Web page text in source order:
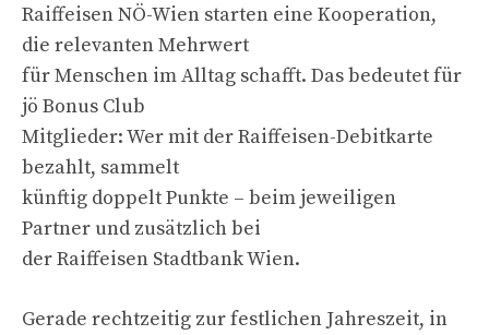
Raiffeisen NÖ-Wien starten eine Kooperation,
die relevanten Mehrwert
für Menschen im Alltag schafft. Das bedeutet für
jö Bonus Club
Mitglieder: Wer mit der Raiffeisen-Debitkarte
bezahlt, sammelt
künftig doppelt Punkte – beim jeweiligen
Partner und zusätzlich bei
der Raiffeisen Stadtbank Wien.
Gerade rechtzeitig zur festlichen Jahreszeit, in